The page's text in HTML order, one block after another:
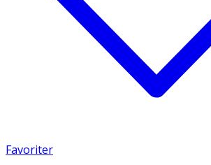
Favoriter